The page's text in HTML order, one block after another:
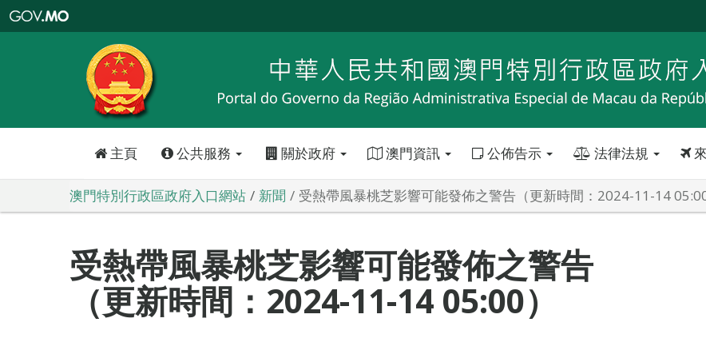
特
政
區
政
口
主頁 公共服務 關於政府 澳門資訊 公佈告示 法律法規
澳門特別行政區政府入口網站 新聞 受熱帶風暴桃芝影響可能發佈之警告（更新時間：2024-11-14 05:00
受熱帶風暴桃芝影響可能發佈之警告
（更新時間：2024-11-14 05:00）